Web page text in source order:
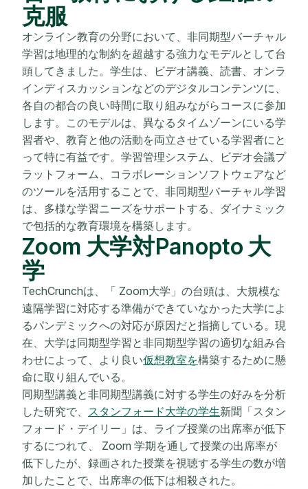
克服
オンライン教育の分野において、非同期型バーチャル
学習は地理的な制約を超越する強力なモデルとして台
頭してきました。学生は、ビデオ講義、読書、オンラ
インディスカッションなどのデジタルコンテンツに、
各自の都合の良い時間に取り組みながらコースに参加
します。このモデルは、異なるタイムゾーンにいる学
習者や、教育と他の活動を両立させている学習者にと
って特に有益です。学習管理システム、ビデオ会議プ
ラットフォーム、コラボレーションソフトウェアなど
のツールを活用することで、非同期型バーチャル学習
は、多様な学習ニーズをサポートする、ダイナミック
で包括的な教育環境を構築します。
Zoom 大学対Panopto 大
学
TechCrunchは、「 Zoom大学」の台頭は、大規模な
遠隔学習に対応する準備ができていなかった大学によ
るパンデミックへの対応が原因だと指摘している。現
在、大学は同期型学習と非同期型学習の適切な組み合
わせによって、 より良い仮想教室を構築するために懸
命に取り組んでいる。
同期型講義と非同期型講義に対する学生の好みを分析
した研究で、 スタンフォード大学の学生新聞「スタン
フォード・デイリー」は、ライブ授業の出席率が低下
するにつれて、 Zoom 学期を通して授業の出席率が
低下したが、録画された授業を視聴する学生の数が増
加したことで、出席率の低下は相殺された。